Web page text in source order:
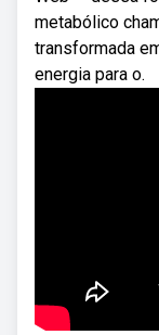
metabólico
transformada
energia para o.